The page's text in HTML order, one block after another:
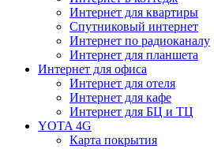
Интернет для квартиры
Спутниковый интернет
Интернет по радиоканалу
Интернет для планшета
Интернет для офиса
Интернет для отеля
Интернет для кафе
Интернет для БЦ и ТЦ
YOTA 4G
Карта покрытия